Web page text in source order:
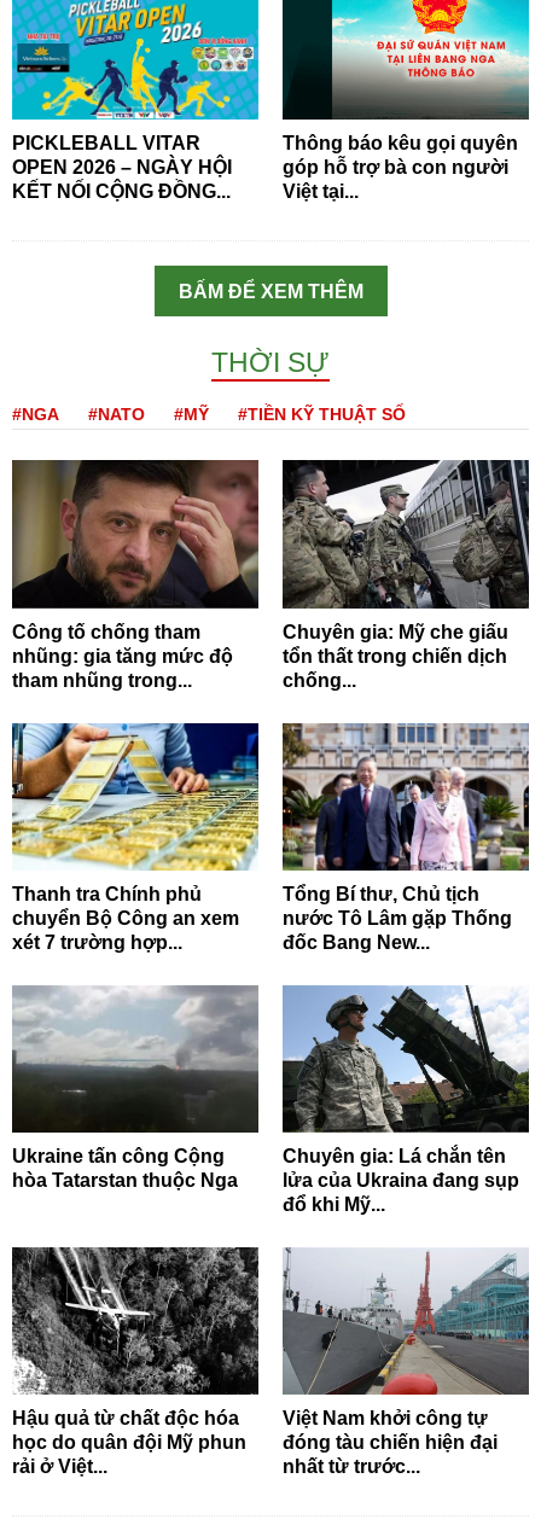
PICKLEBALL VITAR
OPEN 2026 – NGÀY HỘI
KẾT NỐI CỘNG ĐỒNG...
Thông báo kêu gọi quyên
góp hỗ trợ bà con người
Việt tại...
BẤM ĐỂ XEM THÊM
THỜI SỰ
#NGA #NATO #MỸ #TIỀN KỸ THUẬT SỐ
Công tố chống tham
nhũng: gia tăng mức độ
tham nhũng trong...
Chuyên gia: Mỹ che giấu
tổn thất trong chiến dịch
chống...
Thanh tra Chính phủ
chuyển Bộ Công an xem
xét 7 trường hợp...
Tổng Bí thư, Chủ tịch
nước Tô Lâm gặp Thống
đốc Bang New...
Ukraine tấn công Cộng
hòa Tatarstan thuộc Nga
Chuyên gia: Lá chắn tên
lửa của Ukraina đang sụp
đổ khi Mỹ...
Hậu quả từ chất độc hóa
học do quân đội Mỹ phun
rải ở Việt...
Việt Nam khởi công tự
đóng tàu chiến hiện đại
nhất từ trước...